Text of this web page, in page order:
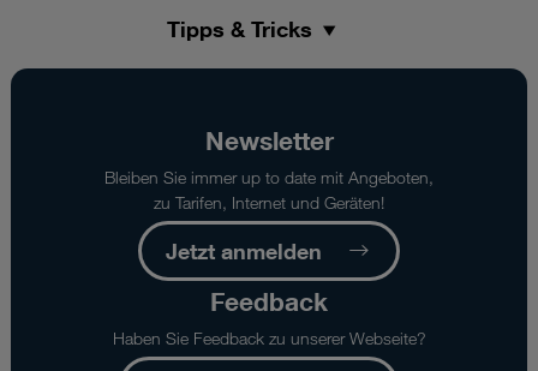
Tipps & Tricks
Newsletter
Bleiben Sie immer up to date mit Angeboten,
zu Tarifen, Internet und Geräten!
Jetzt anmelden
Feedback
Haben Sie Feedback zu unserer Webseite?